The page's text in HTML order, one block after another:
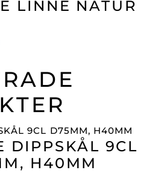
prisetLINNE NATUR
DIPPSKÅL 9CL
H40MM